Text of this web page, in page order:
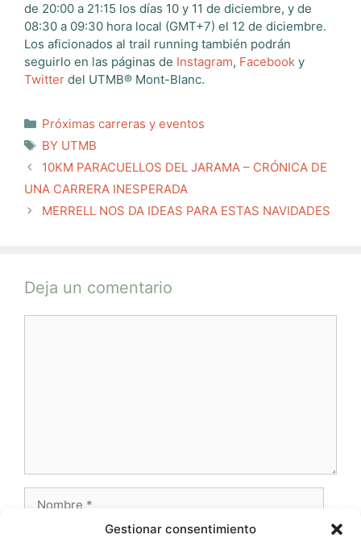
Gestionar consentimiento
de 20:00 a 21:15 los días 10 y 11 de diciembre, y de
08:30 a 09:30 hora local (GMT+7) el 12 de diciembre.
Los aficionados al trail running también podrán
seguirlo en las páginas de Instagram, Facebook y
Twitter del UTMB® Mont-Blanc.
Categorías
Próximas carreras y eventos
Etiquetas
BY UTMB
10KM PARACUELLOS DEL JARAMA – CRÓNICA DE
UNA CARRERA INESPERADA
MERRELL NOS DA IDEAS PARA ESTAS NAVIDADES
Deja un comentario